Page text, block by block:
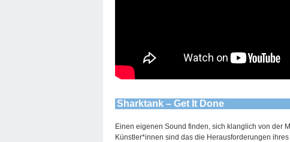
Sharktank – Get It Done
Einen eigenen Sound finden, sich klanglich von der
Künstler*innen sind das die Herausforderungen